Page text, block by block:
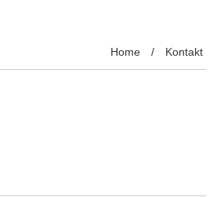
Home Kontakt